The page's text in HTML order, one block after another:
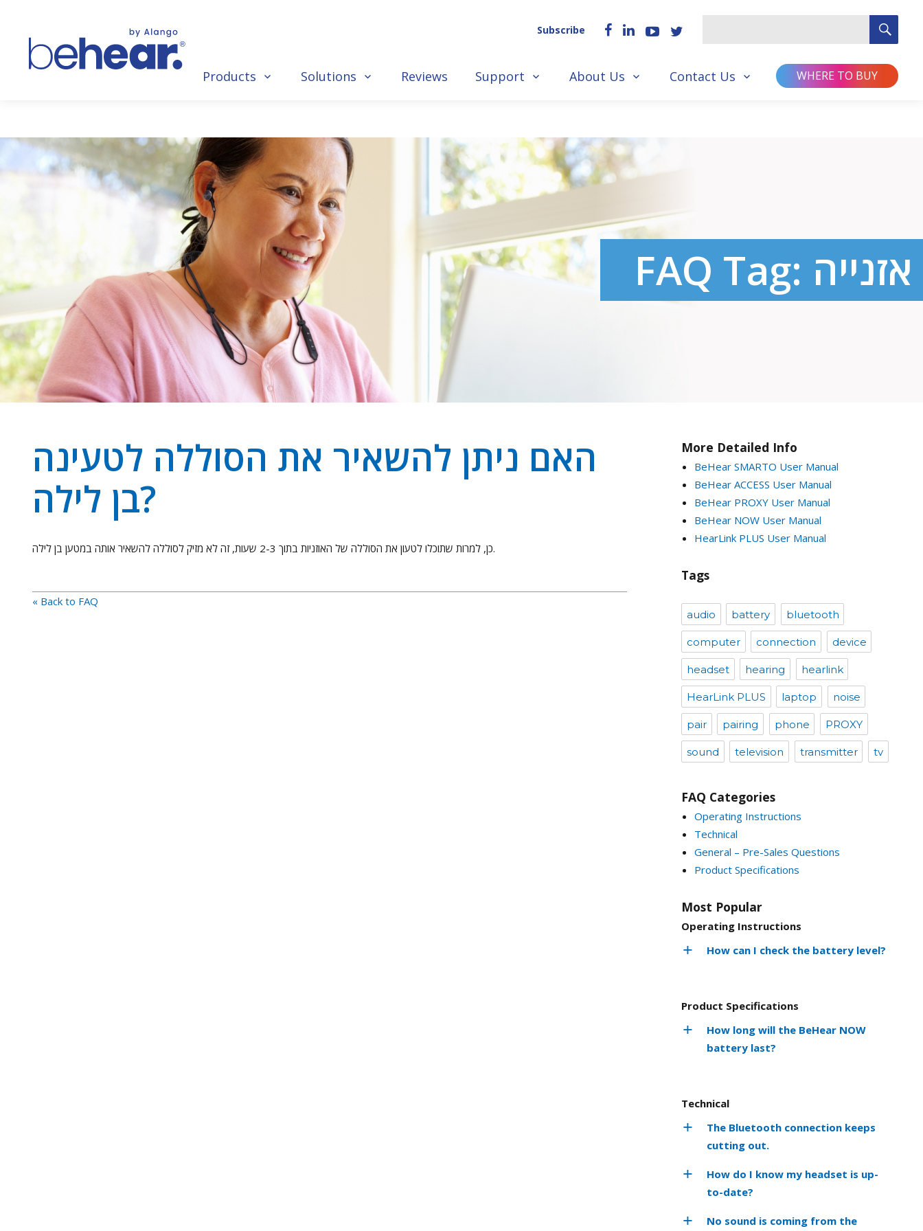
Subscribe
Products Solutions Reviews Support About Us Contact Us WHERE TO BUY
FAQ Tag: אזנייה
האם ניתן להשאיר את הסוללה לטעינה
בן לילה?
כן, למרות שתוכלו לטעון את הסוללה של האוזניות בתוך 2-3 שעות, זה לא מזיק לסוללה להשאיר אותה במטען בן לילה.
« Back to FAQ
More Detailed Info
BeHear SMARTO User Manual
BeHear ACCESS User Manual
BeHear PROXY User Manual
BeHear NOW User Manual
HearLink PLUS User Manual
Tags
audio battery bluetooth
computer connection device
headset hearing hearlink
HearLink PLUS laptop noise
pair pairing phone PROXY
sound television transmitter tv
FAQ Categories
Operating Instructions
Technical
General – Pre-Sales Questions
Product Specifications
Most Popular
Operating Instructions
How can I check the battery level?
Product Specifications
How long will the BeHear NOW
battery last?
Technical
The Bluetooth connection keeps
cutting out.
How do I know my headset is up-
to-date?
No sound is coming from the